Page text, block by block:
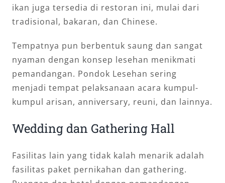
ikan juga tersedia di restoran ini, mulai dari
tradisional, bakaran, dan Chinese.
Tempatnya pun berbentuk saung dan sangat
nyaman dengan konsep lesehan menikmati
pemandangan. Pondok Lesehan sering
menjadi tempat pelaksanaan acara kumpul-
kumpul arisan, anniversary, reuni, dan lainnya.
Wedding dan Gathering Hall
Fasilitas lain yang tidak kalah menarik adalah
fasilitas paket pernikahan dan gathering.